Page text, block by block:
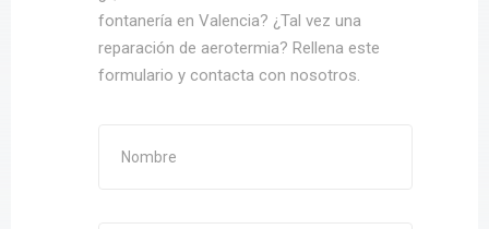
fontanería en Valencia? ¿Tal vez una
reparación de aerotermia? Rellena este
formulario y contacta con nosotros.